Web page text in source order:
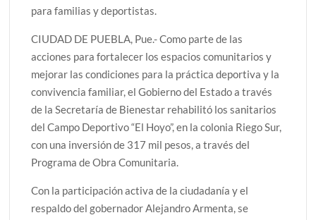
para familias y deportistas.
CIUDAD DE PUEBLA, Pue.- Como parte de las
acciones para fortalecer los espacios comunitarios y
mejorar las condiciones para la práctica deportiva y la
convivencia familiar, el Gobierno del Estado a través
de la Secretaría de Bienestar rehabilitó los sanitarios
del Campo Deportivo “El Hoyo”, en la colonia Riego Sur,
con una inversión de 317 mil pesos, a través del
Programa de Obra Comunitaria.
Con la participación activa de la ciudadanía y el
respaldo del gobernador Alejandro Armenta, se